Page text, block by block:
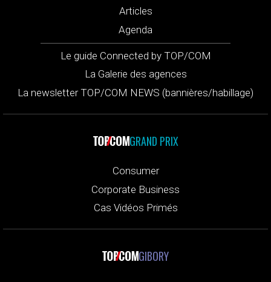
Articles
Agenda
Le guide Connected by TOP/COM
La Galerie des agences
La newsletter TOP/COM NEWS (bannières/habillage)
GRAND PRIX
Consumer
Corporate Business
Cas Vidéos Primés
GIBORY